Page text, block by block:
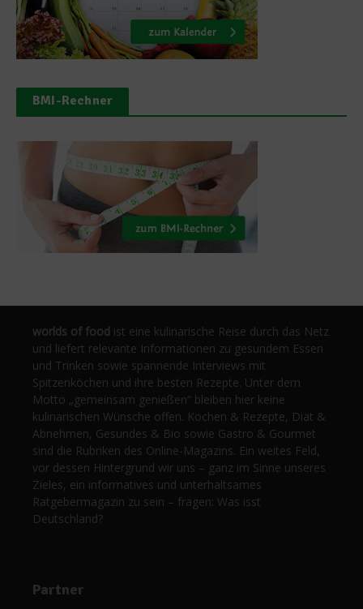
BMI-Rechner
worlds of food ist eine kulinarische Reise durch das Netz
und liefert relevante Informationen zu gesundem Essen
und Trinken sowie spannende Interviews mit
Spitzenköchen und ihre besten Rezepte. Unter dem
Motto „gemeinsam genießen“ bleiben hier keine
kulinarischen Wünsche offen. Kochen & Rezepte, Diät &
Abnehmen, Gesundes & Bio sowie Gastro & Gourmet
sind die Rubriken des Online-Magazins. Ein weites Feld,
vor dessen Hintergrund wir uns – ganz im Sinne unseres
Zieles, ein informatives und unterhaltsames
Ratgebermagazin zu sein – fragen: Was isst
Deutschland?
Partner